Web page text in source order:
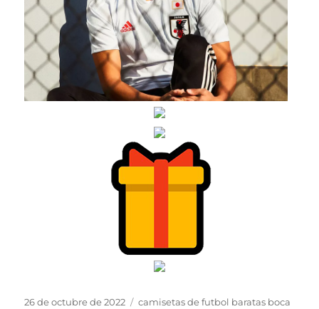
Publicado
26 de octubre de 2022 Etiquetas
camisetas de futbol baratas boca